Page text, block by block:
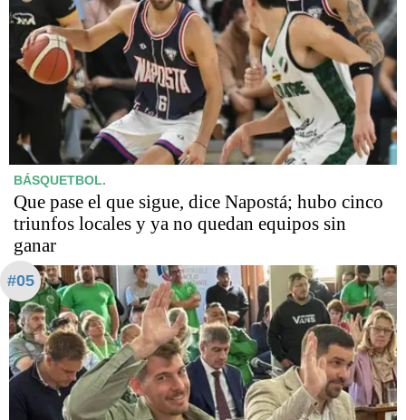
BÁSQUETBOL.
Que pase el que sigue, dice Napostá; hubo cinco
triunfos locales y ya no quedan equipos sin
ganar
#05